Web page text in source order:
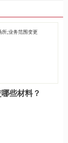
所;业务范围变更
些材料？